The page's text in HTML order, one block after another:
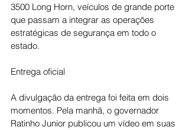
3500 Long Horn, veículos de grande porte
que passam a integrar as operações
estratégicas de segurança em todo o
estado.
Entrega oficial
A divulgação da entrega foi feita em dois
momentos. Pela manhã, o governador
Ratinho Junior publicou um vídeo em suas